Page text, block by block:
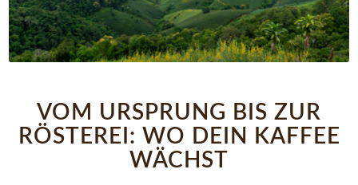
VOM URSPRUNG BIS ZUR
RÖSTEREI: WO DEIN KAFFEE
WÄCHST